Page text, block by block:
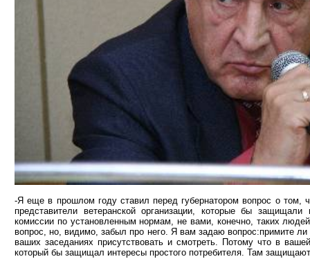
-Я еще в прошлом году ставил перед губернатором вопрос о том,
представители ветеранской организации, которые бы
комиссии по установленным нормам, не вами, конечно, таких
вопрос, но, видимо, забыл про него. Я вам задаю вопрос:примите
ваших заседаниях присутствовать и смотреть. Потому что в
который бы защищал интересы простого потребителя. Там